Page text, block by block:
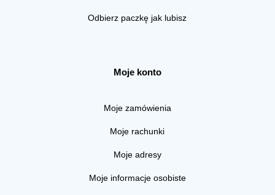
Odbierz paczkę jak lubisz
Moje konto
Moje zamówienia
Moje rachunki
Moje adresy
Moje informacje osobiste